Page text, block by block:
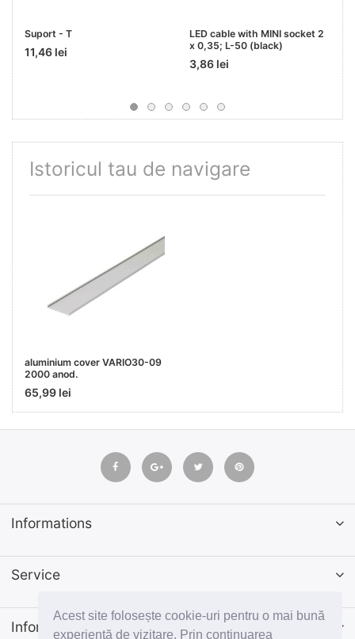
Acest site folosește cookie-uri pentru o mai bună
experiență de vizitare. Prin continuarea
Suport - T
11,46 lei
LED cable with MINI socket 2
x 0,35; L-50 (black)
3,86 lei
Istoricul tau de navigare
aluminium cover VARIO30-09
2000 anod.
65,99 lei
Informations
Service
Informatii